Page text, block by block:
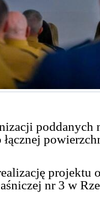
poddanych
projektu
nr 3 w